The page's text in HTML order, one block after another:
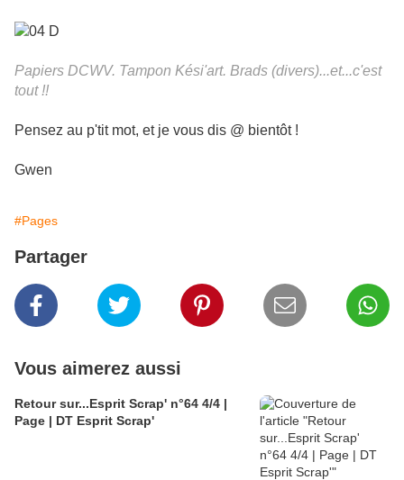
Papiers DCWV. Tampon Kési'art. Brads (divers)...et...c'est
tout !!
Pensez au p'tit mot, et je vous dis @ bientôt !
Gwen
#Pages
Partager
Vous aimerez aussi
Retour sur...Esprit Scrap' n°64 4/4 |
Page | DT Esprit Scrap'